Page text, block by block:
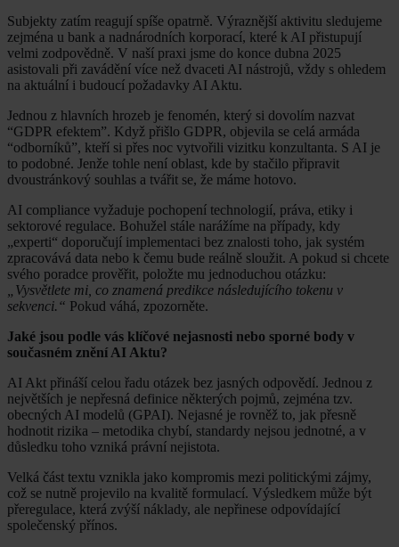
Subjekty zatím reagují spíše opatrně. Výraznější aktivitu sledujeme
zejména u bank a nadnárodních korporací, které k AI přistupují
velmi zodpovědně. V naší praxi jsme do konce dubna 2025
asistovali při zavádění více než dvaceti AI nástrojů, vždy s ohledem
na aktuální i budoucí požadavky AI Aktu.
Jednou z hlavních hrozeb je fenomén, který si dovolím nazvat
“GDPR efektem”. Když přišlo GDPR, objevila se celá armáda
“odborníků”, kteří si přes noc vytvořili vizitku konzultanta. S AI je
to podobné. Jenže tohle není oblast, kde by stačilo připravit
dvoustránkový souhlas a tvářit se, že máme hotovo.
AI compliance vyžaduje pochopení technologií, práva, etiky i
sektorové regulace. Bohužel stále narážíme na případy, kdy
„experti“ doporučují implementaci bez znalosti toho, jak systém
zpracovává data nebo k čemu bude reálně sloužit. A pokud si chcete
svého poradce prověřit, položte mu jednoduchou otázku:
„Vysvětlete mi, co znamená predikce následujícího tokenu v
sekvenci.“ Pokud váhá, zpozorněte.
Jaké jsou podle vás klíčové nejasnosti nebo sporné body v
současném znění AI Aktu?
AI Akt přináší celou řadu otázek bez jasných odpovědí. Jednou z
největších je nepřesná definice některých pojmů, zejména tzv.
obecných AI modelů (GPAI). Nejasné je rovněž to, jak přesně
hodnotit rizika – metodika chybí, standardy nejsou jednotné, a v
důsledku toho vzniká právní nejistota.
Velká část textu vznikla jako kompromis mezi politickými zájmy,
což se nutně projevilo na kvalitě formulací. Výsledkem může být
přeregulace, která zvýší náklady, ale nepřinese odpovídající
společenský přínos.